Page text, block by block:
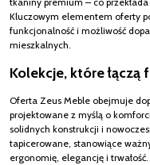
Kluczowym elementem oferty
funkcjonalność i możliwość
mieszkalnych.
Kolekcje, które
Oferta Zeus Meble obejmuje
projektowane z myślą o
solidnych konstrukcji i
tapicerowane, stanowiące
ergonomię, elegancję i